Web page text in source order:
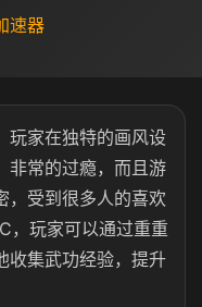
速器
玩家在独特的画风设
非常的过瘾，而且游
，受到很多人的喜欢
，玩家可以通过重重
收集武功经验，提升